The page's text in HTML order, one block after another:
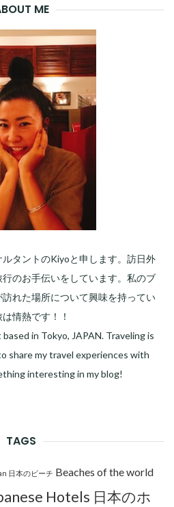
ME
タントのKiyoと申します。訪日外
のお手伝いをしています。私のブ
れた場所について興味を持ってい
情熱です！！
in Tokyo, JAPAN. Traveling is
share my travel experiences with
interesting in my blog!
TAGS
日本のビーチ Beaches of the world
Hotels 日本のホ